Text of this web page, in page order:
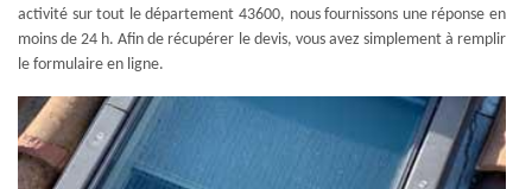
activité sur tout le département 43600, nous fournissons une réponse en
moins de 24 h. Afin de récupérer le devis, vous avez simplement à remplir
le formulaire en ligne.